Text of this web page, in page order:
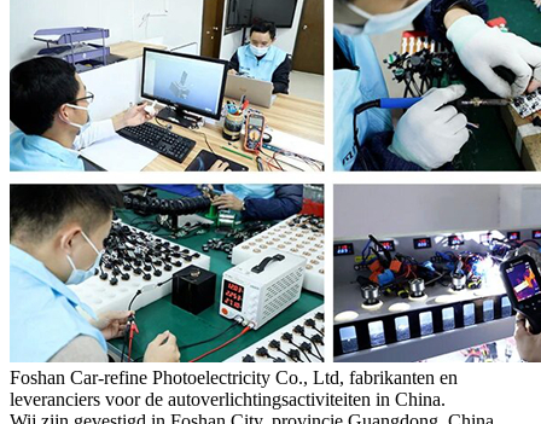
Foshan Car-refine Photoelectricity Co., Ltd, fabrikanten en
leveranciers voor de autoverlichtingsactiviteiten in China.